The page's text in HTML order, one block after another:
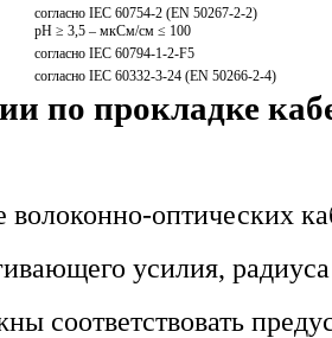
согласно IEC 60754-2 (EN 50267-2-2)
pH ≥ 3,5 – мкСм/см ≤ 100
согласно IEC 60794-1-2-F5
согласно IEC 60332-3-24 (EN 50266-2-4)
по прокладке
оптических
усилия,
соответствовать